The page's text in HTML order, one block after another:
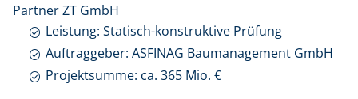
Partner ZT GmbH
Leistung: Statisch-konstruktive Prüfung
Auftraggeber: ASFINAG Baumanagement GmbH
Projektsumme: ca. 365 Mio. €